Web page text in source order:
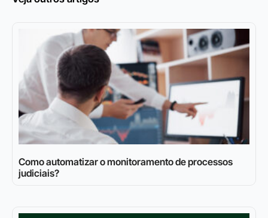
Como automatizar o monitoramento de processos
judiciais?